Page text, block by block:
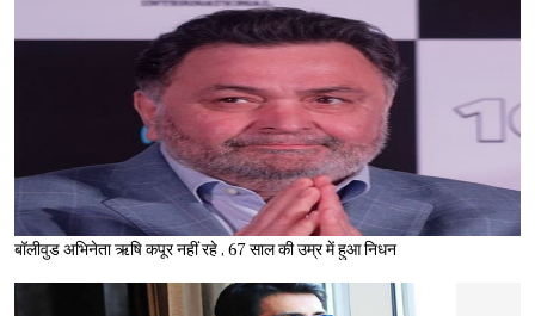
बॉलीवुड अभिनेता ऋषि कपूर नहीं रहे , 67 साल की उम्र में हुआ निधन